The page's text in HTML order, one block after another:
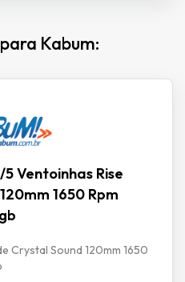
Kabum:
Ventoinhas Rise
1650 Rpm
Crystal Sound 120mm 1650